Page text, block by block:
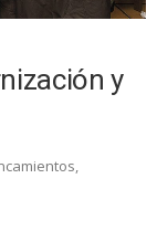
y
,